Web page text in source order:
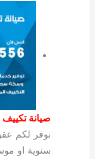
صيانة
نوفر لكم
سنوية او